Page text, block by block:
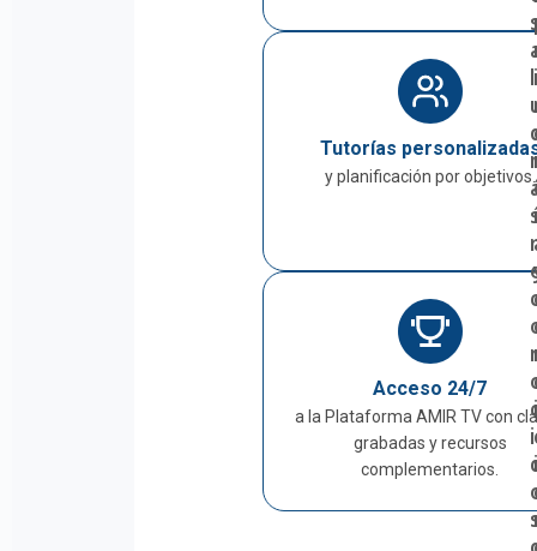
Tutorías
y planificación por objetivos.
Acceso 24/7
a la Plataforma AMIR TV con
grabadas y recursos
complementarios.
l
r
i